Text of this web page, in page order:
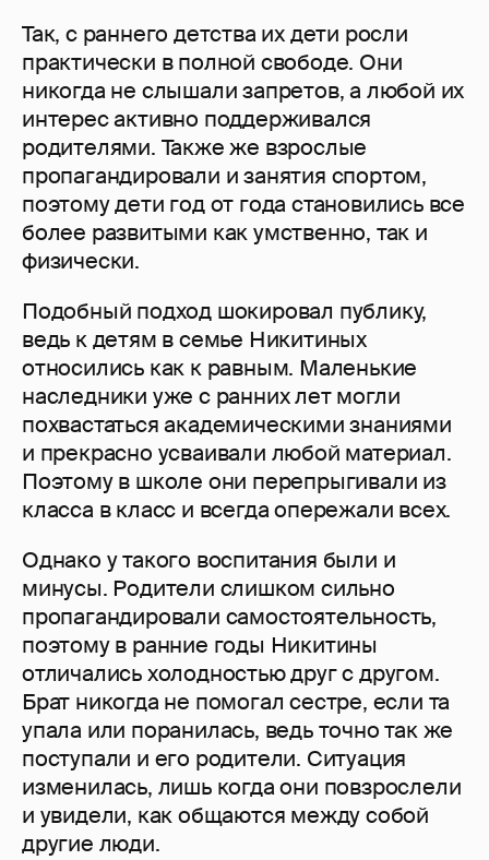
Так, с раннего детства их дети росли
практически в полной свободе. Они
никогда не слышали запретов, а любой их
интерес активно поддерживался
родителями. Также же взрослые
пропагандировали и занятия спортом,
поэтому дети год от года становились все
более развитыми как умственно, так и
физически.
Подобный подход шокировал публику,
ведь к детям в семье Никитиных
относились как к равным. Маленькие
наследники уже с ранних лет могли
похвастаться академическими знаниями
и прекрасно усваивали любой материал.
Поэтому в школе они перепрыгивали из
класса в класс и всегда опережали всех.
Однако у такого воспитания были и
минусы. Родители слишком сильно
пропагандировали самостоятельность,
поэтому в ранние годы Никитины
отличались холодностью друг с другом.
Брат никогда не помогал сестре, если та
упала или поранилась, ведь точно так же
поступали и его родители. Ситуация
изменилась, лишь когда они повзрослели
и увидели, как общаются между собой
другие люди.